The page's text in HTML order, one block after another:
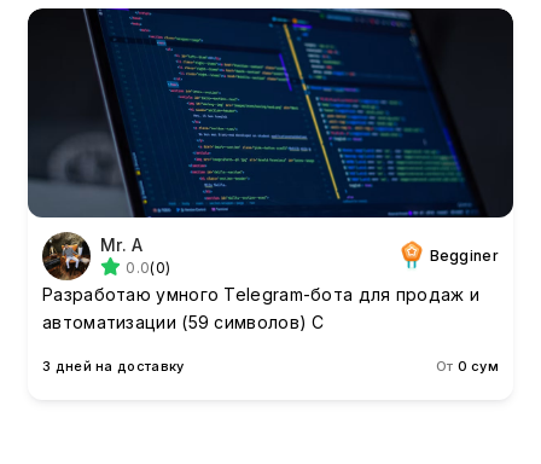
Mr. A
0.0(0)
Begginer
Разработаю умного Telegram-бота для продаж и
автоматизации (59 символов) С
3 дней на доставку От 0 сум